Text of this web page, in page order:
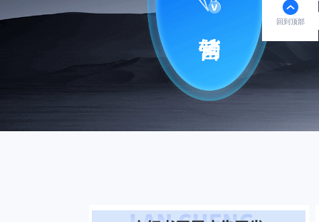
回到顶部